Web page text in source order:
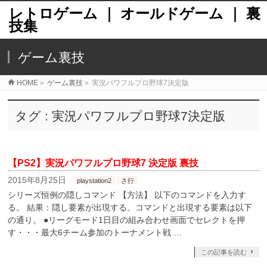
レトロゲーム ｜ オールドゲーム ｜ 裏
技集
ゲーム裏技
HOME » ゲーム裏技 » 実況パワフルプロ野球7決定版
タグ : 実況パワフルプロ野球7決定版
【PS2】実況パワフルプロ野球7 決定版 裏技
2015年8月25日 playstation2 さ行
シリーズ恒例の隠しコマンド 【方法】 以下のコマンドを入力す
る。 結果：隠し要素が出現する。コマンドと出現する要素は以下
の通り。 ●リーグモード1日目の組み合わせ画面でセレクトを押
す・・・最大6チーム参加のトーナメント戦 …
この記事を読む